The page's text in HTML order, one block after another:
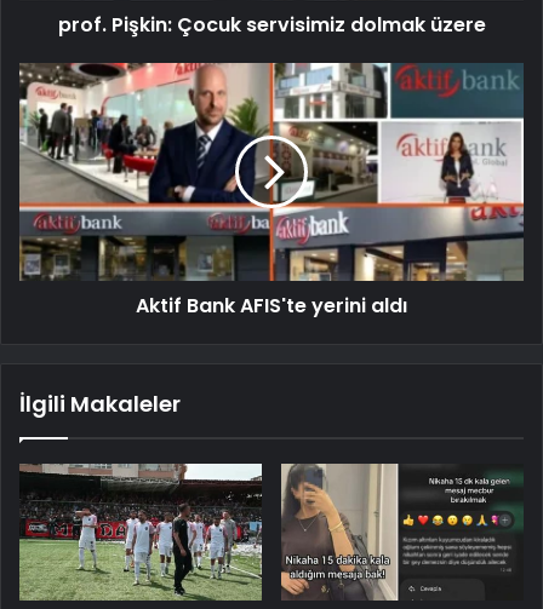
prof. Pişkin: Çocuk servisimiz dolmak üzere
Aktif Bank AFIS'te yerini aldı
İlgili Makaleler